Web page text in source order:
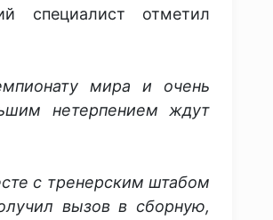
специалист отметил
мира и очень
нетерпением ждут
с тренерским штабом
вызов в сборную,